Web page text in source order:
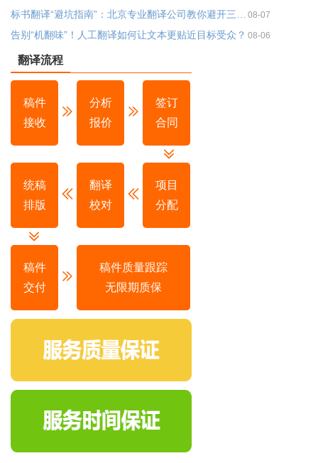
08-07
告别“机翻味”！人工翻译如何让文本更贴近目标受众？ 08-06
翻译流程
稿件
接收
分析
报价
签订
合同
统稿
排版
翻译
校对
项目
分配
稿件
交付
稿件质量跟踪
无限期质保